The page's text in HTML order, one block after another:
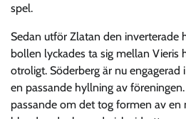
spel.
Sedan utför Zlatan den inverterade
bollen lyckades ta sig mellan Vieris
otroligt. Söderberg är nu
en passande hyllning av
passande om det tog formen av en